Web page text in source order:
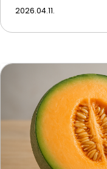
2026.04.11.